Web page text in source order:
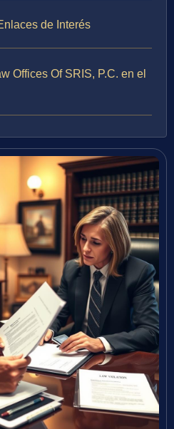
de Interés
Offices Of SRIS, P.C. en el